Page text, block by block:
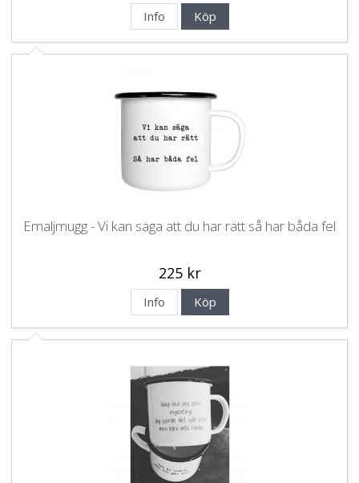
Info Köp
Emaljmugg - Vi kan säga att du har rätt så har båda fel
225 kr
Info Köp